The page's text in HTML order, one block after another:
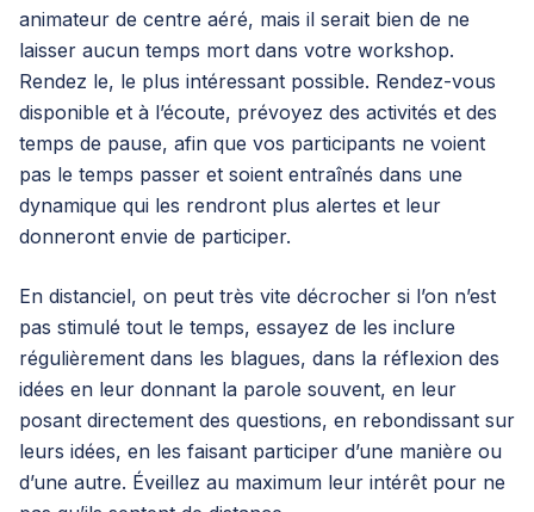
animateur de centre aéré, mais il serait bien de ne
laisser aucun temps mort dans votre workshop.
Rendez le, le plus intéressant possible. Rendez-vous
disponible et à l’écoute, prévoyez des activités et des
temps de pause, afin que vos participants ne voient
pas le temps passer et soient entraînés dans une
dynamique qui les rendront plus alertes et leur
donneront envie de participer.
En distanciel, on peut très vite décrocher si l’on n’est
pas stimulé tout le temps, essayez de les inclure
régulièrement dans les blagues, dans la réflexion des
idées en leur donnant la parole souvent, en leur
posant directement des questions, en rebondissant sur
leurs idées, en les faisant participer d’une manière ou
d’une autre. Éveillez au maximum leur intérêt pour ne